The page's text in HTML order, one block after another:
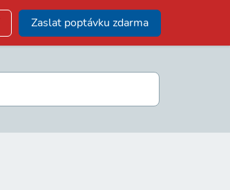
Zaslat poptávku zdarma